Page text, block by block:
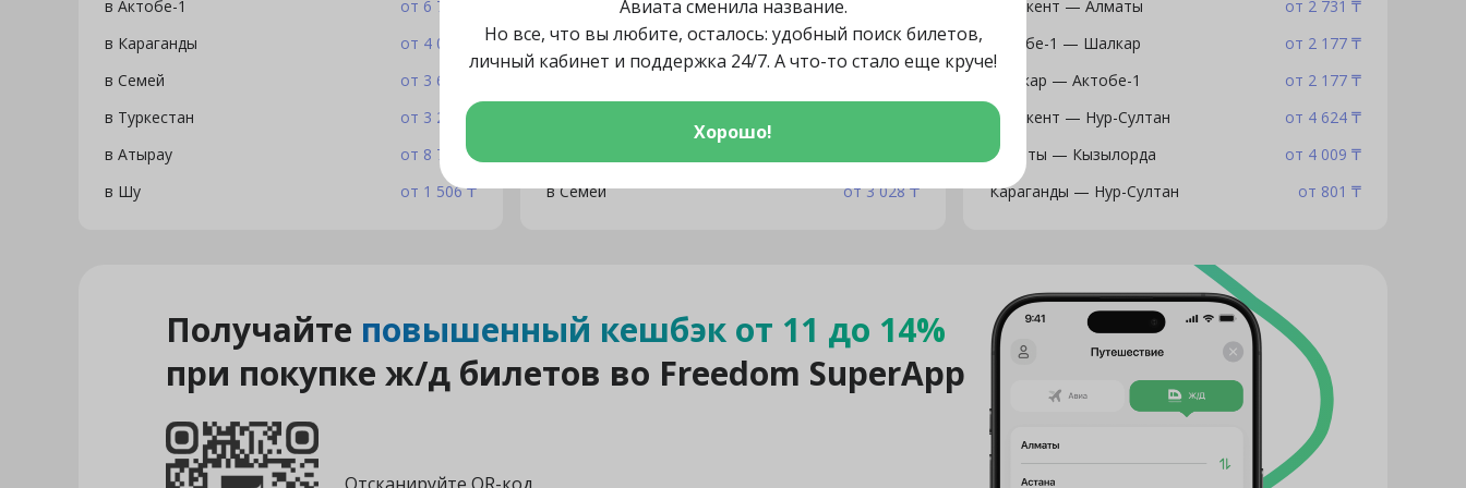
в Актобе-1
от 6 740 ₸
в Караганды
от 4 045 ₸
в Семей
от 3 619 ₸
в Туркестан
от 3 214 ₸
в Атырау
от 8 765 ₸
в Шу
от 1 506 ₸
от 3 619 ₸
в Павлодар
от 842 ₸
в Семей
от 3 028 ₸
Шымкент — Алматы
от 2 731 ₸
Актобе-1 — Шалкар
от 2 177 ₸
Шалкар — Актобе-1
от 2 177 ₸
Шымкент — Нур-Султан
от 4 624 ₸
Алматы — Кызылорда
от 4 009 ₸
Караганды — Нур-Султан
от 801 ₸
Получайте повышенный кешбэк от 11 до 14%
при покупке ж/д билетов во Freedom SuperApp
Авиата сменила название.
Но все, что вы любите, осталось: удобный поиск билетов,
личный кабинет и поддержка 24/7. А что-то стало еще круче!
Хорошо!